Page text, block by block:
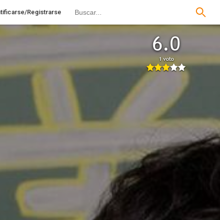
Registrarse
6.0
1 voto